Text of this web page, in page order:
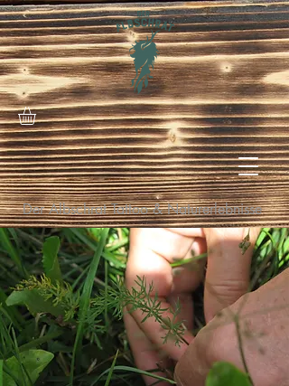
Der Albschrat Tattoo & Naturerlebnisse